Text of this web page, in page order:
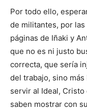
Por todo ello,
de militantes, por
páginas de Iñaki y
que no es ni justo
correcta, que sería
del trabajo, sino
servir al Ideal,
saben mostrar con